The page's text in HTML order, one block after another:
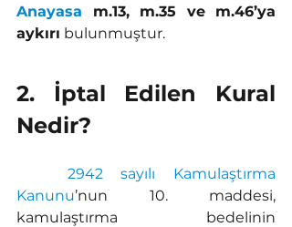
Anayasa m.13, m.35 ve m.46’ya
aykırı bulunmuştur.
2. İptal Edilen Kural
Nedir?
2942 sayılı Kamulaştırma
Kanunu’nun 10. maddesi,
kamulaştırma bedelinin